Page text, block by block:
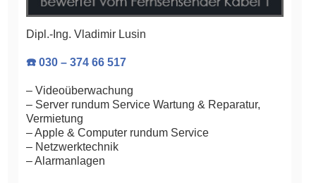
Dipl.-Ing. Vladimir Lusin
☎️ 030 – 374 66 517
– Videoüberwachung
– Server rundum Service Wartung & Reparatur,
Vermietung
– Apple & Computer rundum Service
– Netzwerktechnik
– Alarmanlagen